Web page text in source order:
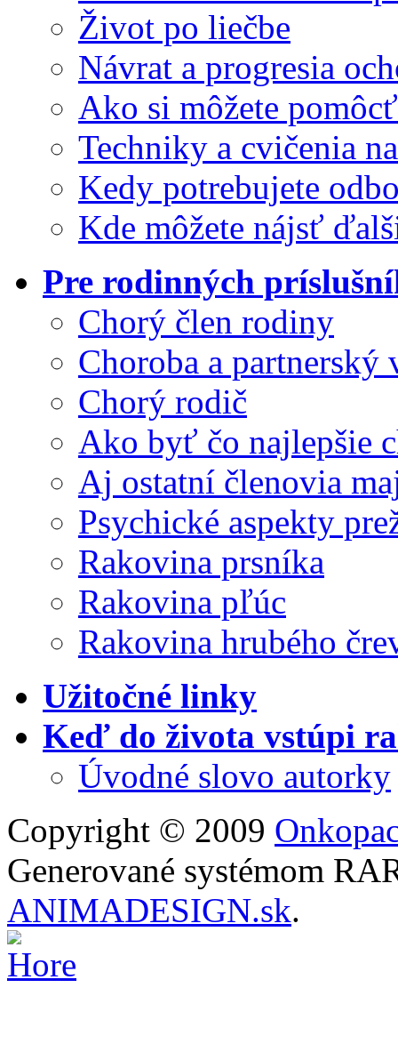
Život po liečbe
Návrat a progresia
Ako si môžete
Techniky a cvičenia
Kedy potrebujete
Kde môžete nájsť
Pre rodinných
Chorý člen rodiny
Choroba a partnerský
Chorý rodič
Ako byť čo najlepšie
Aj ostatní členovia
Psychické aspekty
Rakovina prsníka
Rakovina pľúc
Rakovina hrubého
Užitočné linky
Keď do života vstúpi
Úvodné slovo autorky
Copyright © 2009
Generované systémom
ANIMADESIGN.sk.